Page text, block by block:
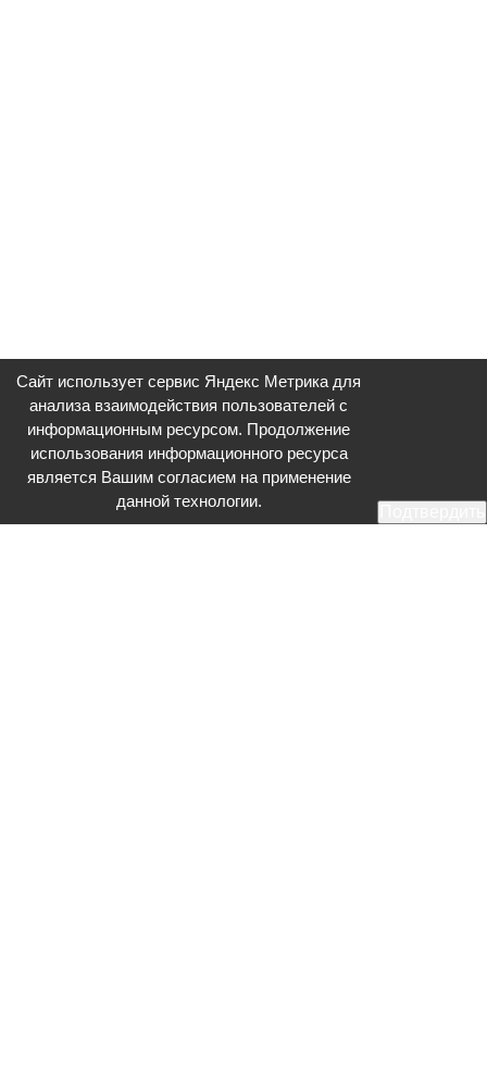
Сайт использует сервис Яндекс Метрика для
анализа взаимодействия пользователей с
информационным ресурсом. Продолжение
использования информационного ресурса
является Вашим согласием на применение
данной технологии.